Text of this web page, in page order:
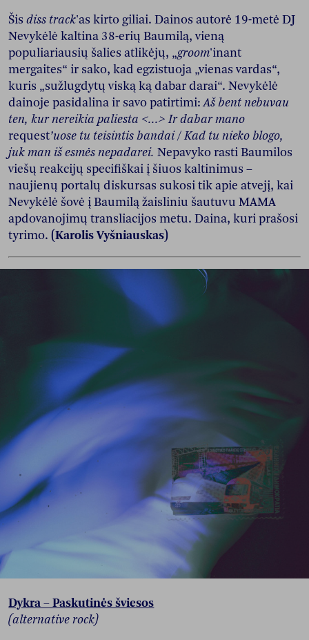
Šisdiss track'as kirto giliai. Dainos autorė 19-metė DJ
Nevykėlė kaltina 38-erių Baumilą, vieną
populiariausių šalies atlikėjų, „groom'inant
mergaites“ ir sako, kad egzistuoja „vienas vardas“,
kuris „sužlugdytų viską ką dabar darai“. Nevykėlė
dainoje pasidalina ir savo patirtimi:Aš bent nebuvau
ten, kur nereikia paliesta <...> Ir dabar mano
request’uose tu teisintis bandai / Kad tu nieko blogo,
juk man iš esmės nepadarei. Nepavyko rasti Baumilos
viešų reakcijų specifiškai į šiuos kaltinimus –
naujienų portalų diskursas sukosi tik apie atvejį, kai
Nevykėlė šovė į Baumilą žaisliniu šautuvu MAMA
apdovanojimų transliacijos metu. Daina, kuri prašosi
tyrimo.(Karolis Vyšniauskas)
Dykra – Paskutinės šviesos
(alternative rock)